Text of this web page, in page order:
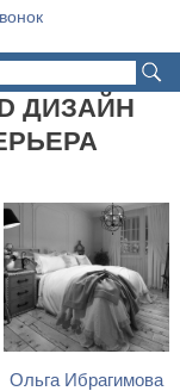
ДИЗАЙН
Ольга Ибрагимова